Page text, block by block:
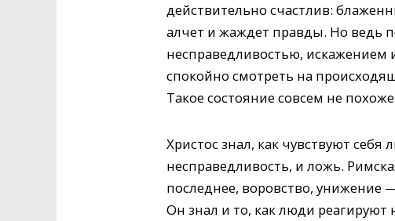
действительно счастлив:
алчет и жаждет правды. Но ведь
несправедливостью, искажением
спокойно смотреть на
Такое состояние совсем не
Христос знал, как чувствуют
несправедливость, и ложь.
последнее, воровство, унижение
Он знал и то, как люди реагируют